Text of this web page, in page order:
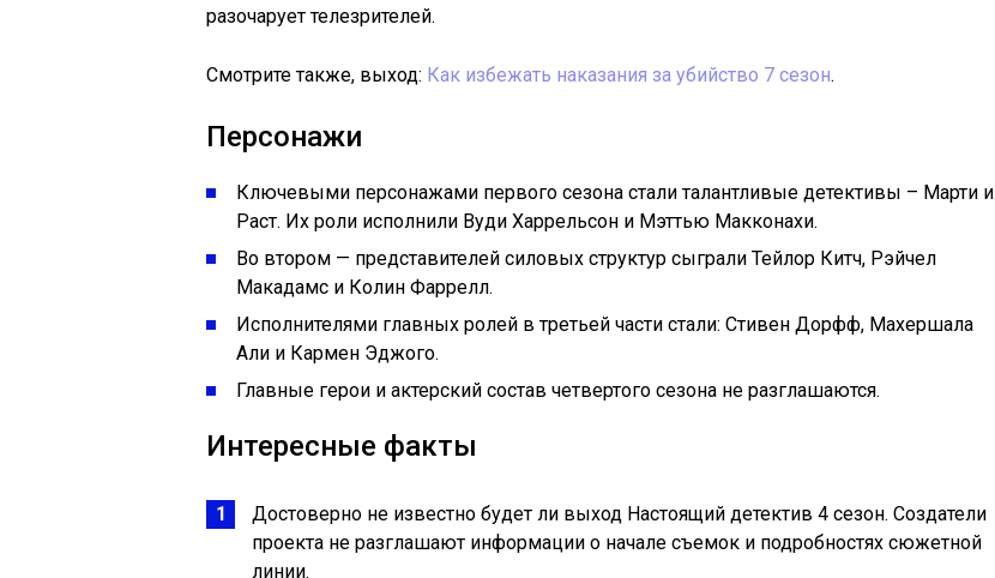
разочарует телезрителей.
Смотрите также, выход: Как избежать наказания за убийство 7 сезон.
Персонажи
Ключевыми персонажами первого сезона стали талантливые детективы – Марти и
Раст. Их роли исполнили Вуди Харрельсон и Мэттью Макконахи.
Во втором — представителей силовых структур сыграли Тейлор Китч, Рэйчел
Макадамс и Колин Фаррелл.
Исполнителями главных ролей в третьей части стали: Стивен Дорфф, Махершала
Али и Кармен Эджого.
Главные герои и актерский состав четвертого сезона не разглашаются.
Интересные факты
Достоверно не известно будет ли выход Настоящий детектив 4 сезон. Создатели
проекта не разглашают информации о начале съемок и подробностях сюжетной
линии.